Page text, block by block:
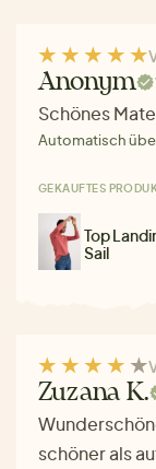
Anonym
Schönes
Automatisch
GEKAUFTES
Top
Sail
Zuzana K.
schöner als